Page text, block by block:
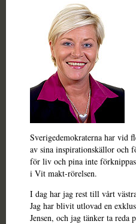
Sverigedemokraterna har vid
av sina inspirationskällor och
för liv och pina inte
i Vit makt-rörelsen.
I dag har jag rest till vårt
Jag har blivit utlovad en
Jensen, och jag tänker ta reda